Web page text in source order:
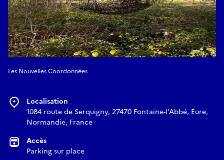
Les Nouvelles Coordonnées
Localisation
1084 route de Serquigny, 27470 Fontaine-l'Abbé, Eure,
Normandie, France
Accès
Parking sur place